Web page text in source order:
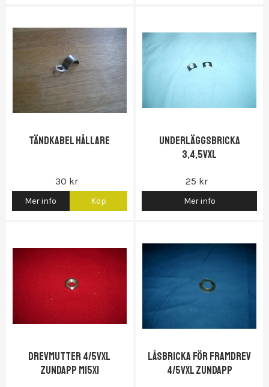
Tändkabel hållare
30 kr
Mer info Köp
Underläggsbricka
3,4,5vxl
25 kr
Mer info
Drevmutter 4/5vxl
Zundapp M15x1
Låsbricka för framdrev
4/5vxl Zundapp